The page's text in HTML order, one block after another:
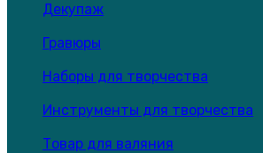
Декупаж
Гравюры
Наборы для творчества
Инструменты для творчества
Товар для валяния